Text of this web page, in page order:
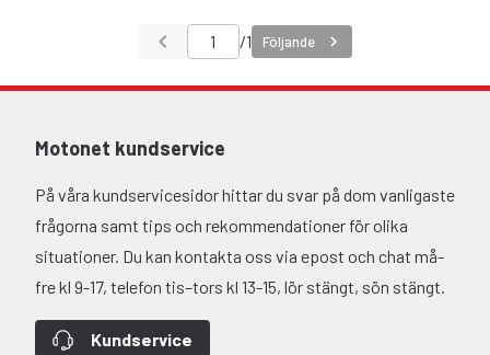
/1 Följande
Motonet kundservice
På våra kundservicesidor hittar du svar på dom vanligaste
frågorna samt tips och rekommendationer för olika
situationer. Du kan kontakta oss via epost och chat må-
fre kl 9-17, telefon tis–tors kl 13-15, lör stängt, sön stängt.
Kundservice